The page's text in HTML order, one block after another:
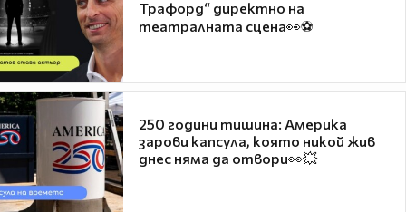
Трафорд“ директно на
театралната сцена👀⚽
250 години тишина: Америка
зарови капсула, която никой жив
днес няма да отвори👀💥